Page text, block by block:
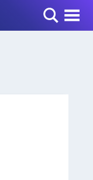
Toggle Menu